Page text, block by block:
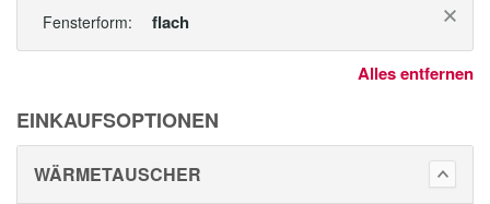
Fensterform: flach
Alles entfernen
EINKAUFSOPTIONEN
WÄRMETAUSCHER